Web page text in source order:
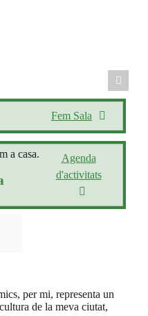
a casa.
per mi, representa un
de la meva ciutat,
Fem Sala
Agenda
d'activitats